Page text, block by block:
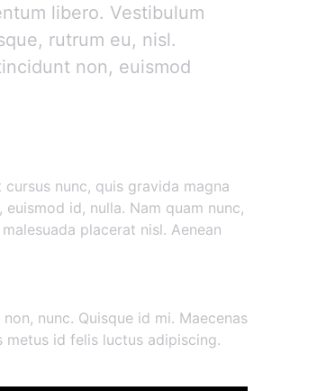
libero. Vestibulum
rutrum eu, nisl.
non, euismod
nunc, quis gravida magna
id, nulla. Nam quam nunc,
placerat nisl. Aenean
nunc. Quisque id mi. Maecenas
metus id felis luctus adipiscing.